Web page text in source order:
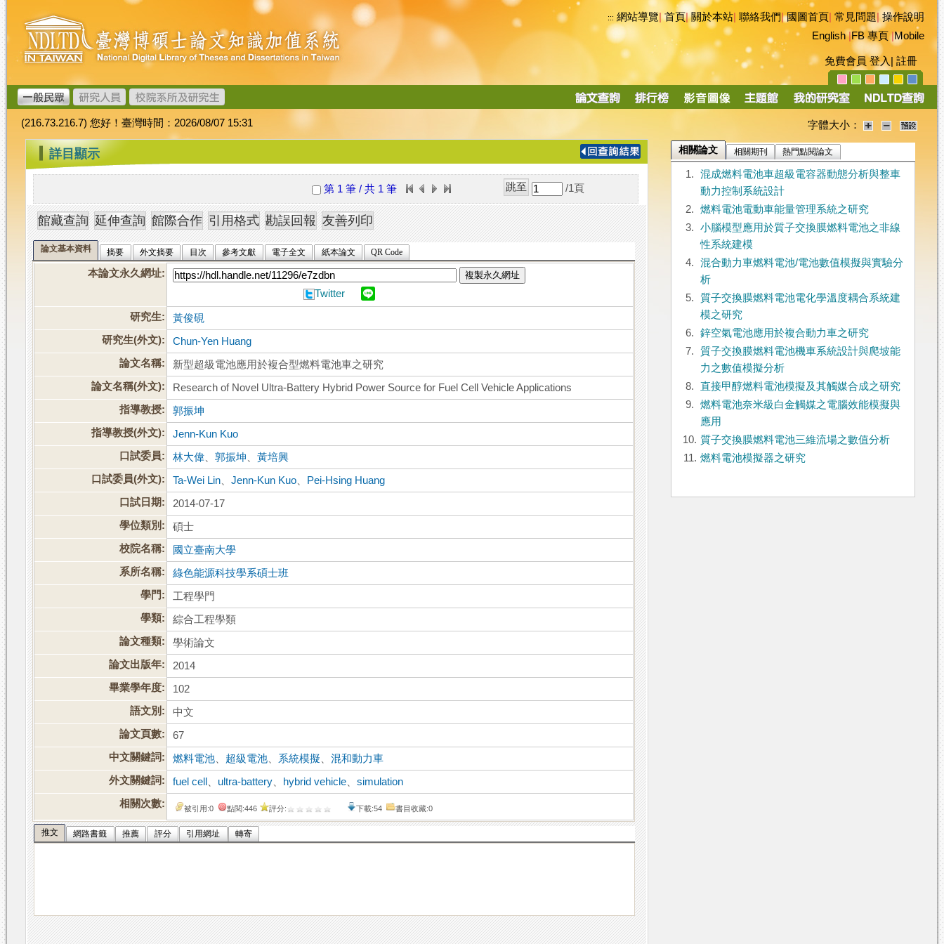
跳
到
主
要
內
容
臺
灣
博
碩
士
論
文
加
值
系
統
::: 網站導覽|首頁|關於本站 聯絡我們|國圖首頁 常見問題|操作說明
English|FB 專頁|Mobile
免費會員 登入 註冊
導
(216.73.216.7) 您好！臺灣時間：2026/08/07 15:31 字體大小：
::: 詳目顯示
第 1 筆 / 共 1 筆 /1 頁
論文基本資料 摘要 外文摘要 目次 參考文獻 電子全文 紙本論文 QR Code
本論文永久網址: 複製永久網址
Twitter
研究生:
黃俊硯
研究生(外文):
Chun-Yen Huang
論文名稱:
新型超級電池應用於複合型燃料電池車之研究
論文名稱(外文):
Research of Novel Ultra-Battery Hybrid Power Source for Fuel Cell Vehicle Applications
指導教授:
郭振坤
指導教授(外文):
Jenn-Kun Kuo
口試委員:
林大偉 、郭振坤 、黃培興
口試委員(外文):
Ta-Wei Lin 、Jenn-Kun Kuo
Pei-Hsing Huang
口試日期:
2014-07-17
學位類別:
碩士
校院名稱:
國立臺南大學
系所名稱:
綠色能源科技學系碩士班
學門:
工程學門
學類:
綜合工程學類
論文種類:
學術論文
論文出版年:
2014
畢業學年度:
102
語文別:
中文
論文頁數:
67
中文關鍵詞:
燃料電池 超級電池 系統模擬 、混和動力車
外文關鍵詞:
fuel cell ultra-battery hybrid vehicle 、simulation
相關次數:
被引用:0 點閱:446 評分: 下載:54 書目收藏:0
推文 網路書籤 推薦 評分 引用網址 轉寄
相關論文 相關期刊 熱門點閱論文
1.
混成燃料電池車超級電容器動態分析與整車
動力控制系統設計
2.
燃料電池電動車能量管理系統之研究
3.
小腦模型應用於質子交換膜燃料電池之非線
性系統建模
4.
混合動力車燃料電池/電池數值模擬與實驗分
析
5.
質子交換膜燃料電池電化學溫度耦合系統建
模之研究
6.
鋅空氣電池應用於複合動力車之研究
7.
質子交換膜燃料電池機車系統設計與爬坡能
力之數值模擬分析
8.
直接甲醇燃料電池模擬及其觸媒合成之研究
9.
燃料電池奈米級白金觸媒之電腦效能模擬與
應用
10. 質子交換膜燃料電池三維流場之數值分析
11. 燃料電池模擬器之研究